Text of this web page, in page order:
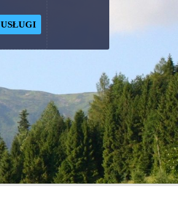
USŁUGI